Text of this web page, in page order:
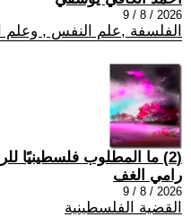
2026 / 8 / 9
الفلسفة ,علم النفس , وعلم
(2) ما المطلوب فلسطينيًا للرد على نتنياهو؟
رامي الغف
2026 / 8 / 9
القضية الفلسطينية